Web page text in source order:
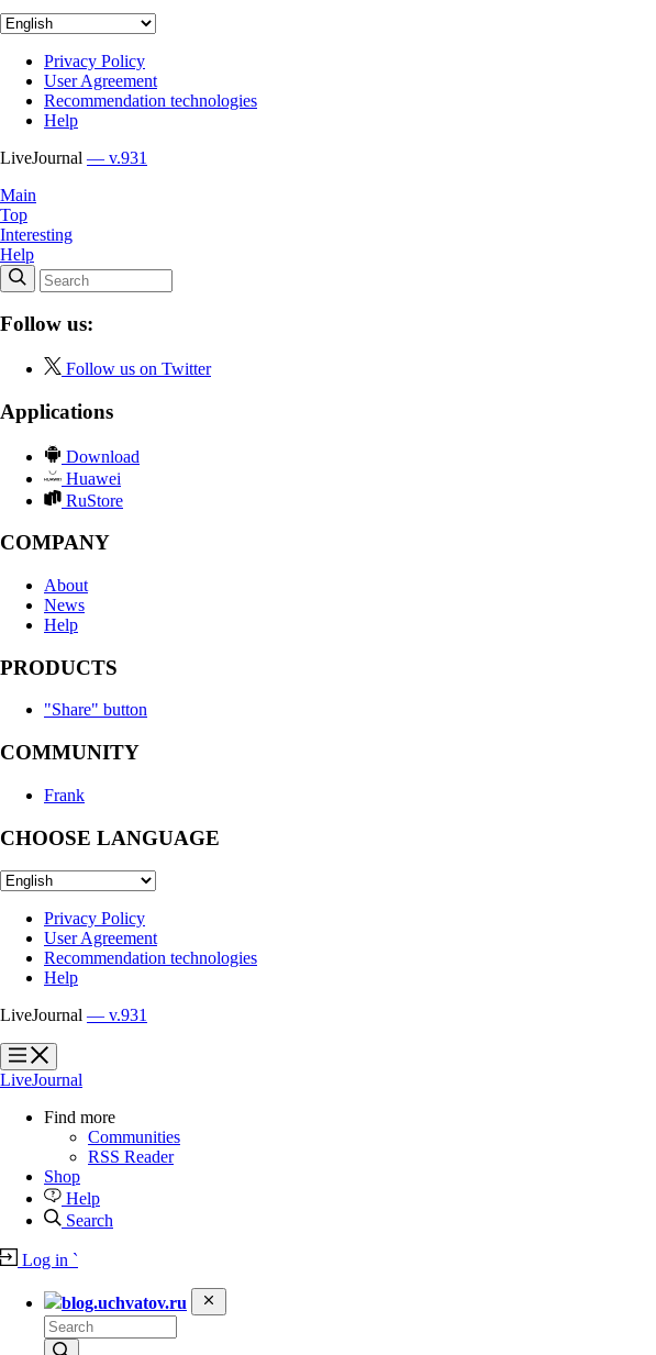
Privacy Policy
User Agreement
Recommendation technologies
Help
LiveJournal — v.931
Main
Top
Interesting
Help
Follow us:
Follow us on Twitter
Applications
Download
Huawei
RuStore
COMPANY
About
News
Help
PRODUCTS
"Share" button
COMMUNITY
Frank
CHOOSE LANGUAGE
Privacy Policy
User Agreement
Recommendation technologies
Help
LiveJournal — v.931
?
?
LiveJournal
Find more
Communities
RSS Reader
Shop
Help
Search
Log in `
blog.uchvatov.ru